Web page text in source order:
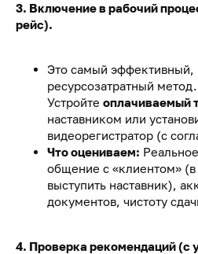
3. Включение в рабочий
рейс).
Это самый эффективный,
ресурсозатратный метод.
Устройте оплачиваемый
наставником или
видеорегистратор (с
Что оцениваем:
общение с «клиентом»
выступить наставник),
документов, чистоту
4. Проверка рекомендаций (с